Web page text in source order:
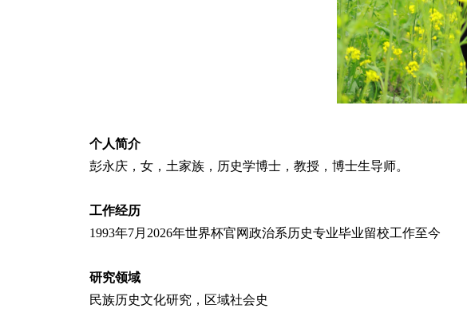
个人简介
彭永庆，女，土家族，历史学博士，教授，博士生导师。
工作经历
1993年7月2026年世界杯官网政治系历史专业毕业留校工作至今
研究领域
民族历史文化研究，区域社会史